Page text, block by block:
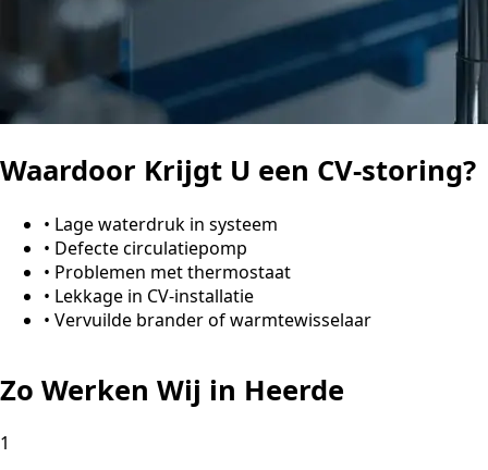
Waardoor Krijgt U een CV-storing?
• Lage waterdruk in systeem
• Defecte circulatiepomp
• Problemen met thermostaat
• Lekkage in CV-installatie
• Vervuilde brander of warmtewisselaar
Zo Werken Wij in Heerde
1